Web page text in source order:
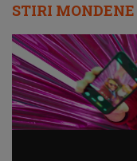
STIRI MONDENE